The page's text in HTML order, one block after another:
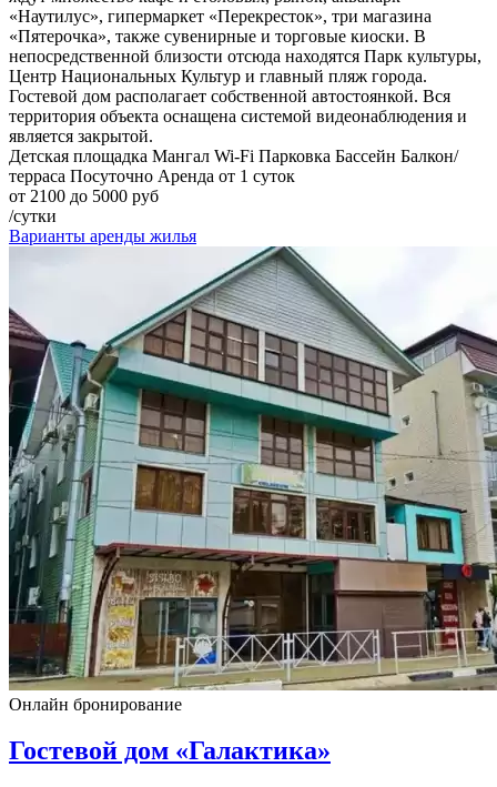
«Наутилус», гипермаркет «Перекресток», три магазина
«Пятерочка», также сувенирные и торговые киоски. В
непосредственной близости отсюда находятся Парк культуры,
Центр Национальных Культур и главный пляж города.
Гостевой дом располагает собственной автостоянкой. Вся
территория объекта оснащена системой видеонаблюдения и
является закрытой.
Детская площадка Мангал Wi-Fi Парковка Бассейн Балкон/
терраса Посуточно Аренда от 1 суток
от 2100 до 5000 руб
/сутки
Варианты аренды жилья
Онлайн бронирование
Гостевой дом «Галактика»